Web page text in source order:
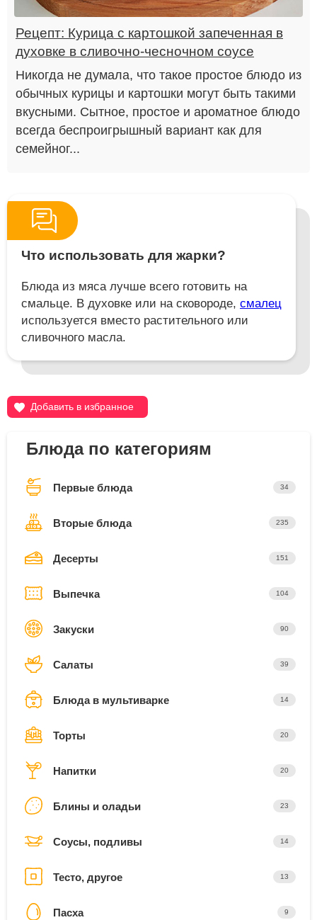
Рецепт: Курица с картошкой запеченная в
духовке в сливочно-чесночном соусе
Никогда не думала, что такое простое блюдо из
обычных курицы и картошки могут быть такими
вкусными. Сытное, простое и ароматное блюдо
всегда беспроигрышный вариант как для
семейног...
Что использовать для жарки?
Блюда из мяса лучше всего готовить на
смальце. В духовке или на сковороде, смалец
используется вместо растительного или
сливочного масла.
Добавить в избранное
Блюда по категориям
Первые блюда 34
Вторые блюда 235
Десерты 151
Выпечка 104
Закуски 90
Салаты 39
Блюда в мультиварке 14
Торты 20
Напитки 20
Блины и оладьи 23
Соусы, подливы 14
Тесто, другое 13
Пасха 9